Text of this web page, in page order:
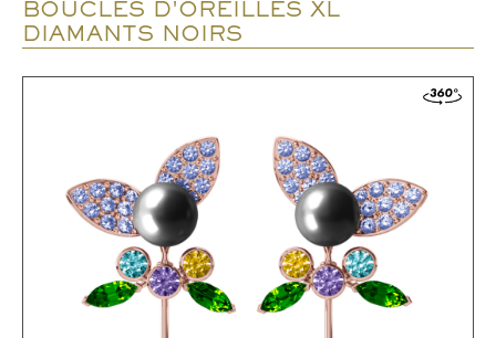
COMMANDER
BOUCLES D'OREILLES XL
DIAMANTS NOIRS